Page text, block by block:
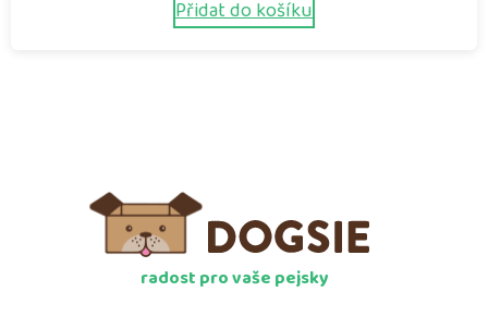
Přidat do košíku
radost pro vaše pejsky